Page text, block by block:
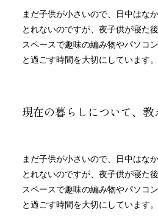
まだ子供が小さいので、日中はな
とれないのですが、夜子供が寝た
スペースで趣味の編み物やパソコ
と過ごす時間を大切にしています。
現在の暮らしについて、教
まだ子供が小さいので、日中はな
とれないのですが、夜子供が寝た
スペースで趣味の編み物やパソコ
と過ごす時間を大切にしています。